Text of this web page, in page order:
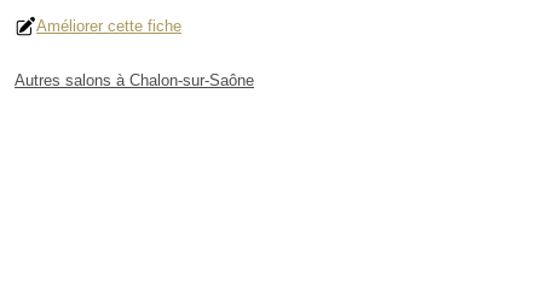
Améliorer cette fiche
Autres salons à Chalon-sur-Saône